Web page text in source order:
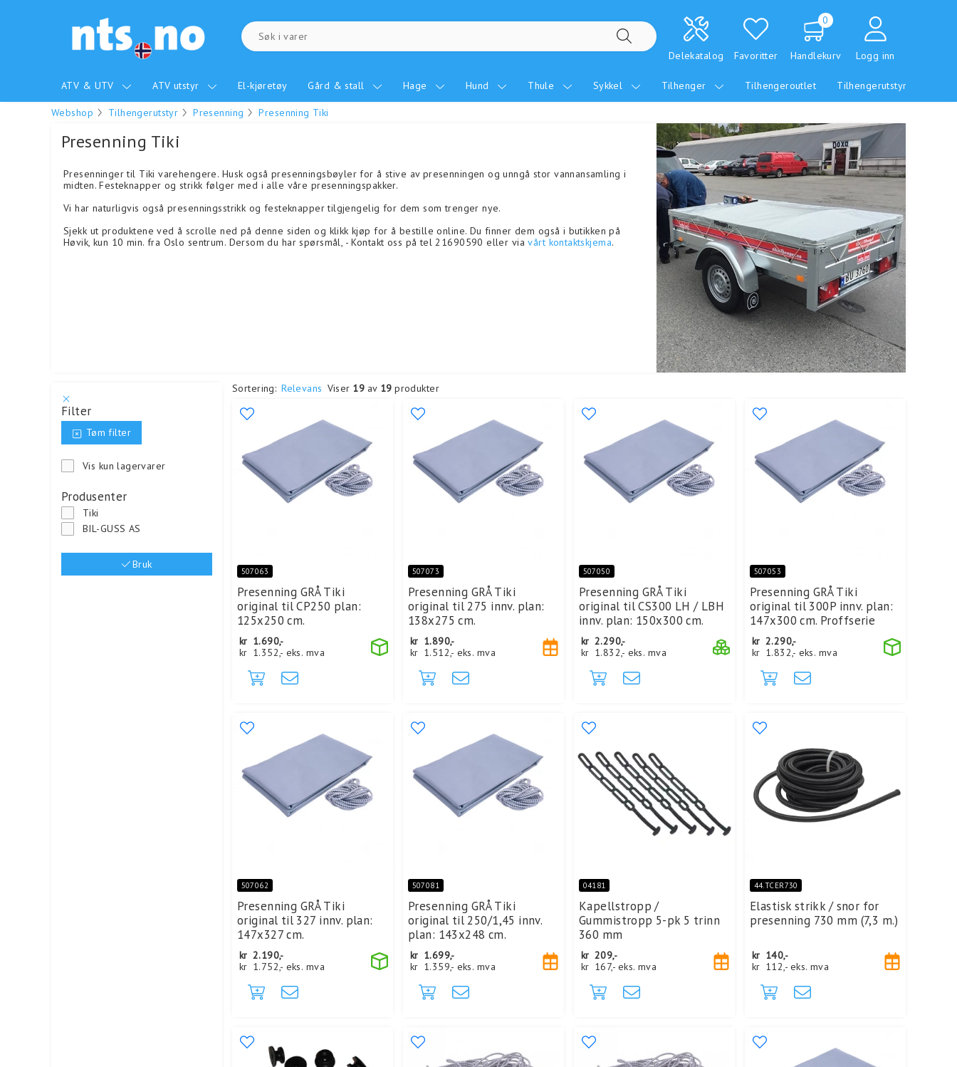
Delekatalog Favoritter
0
Handlekurv Logg inn
ATV & UTV ATV utstyr El-kjøretøy Gård & stall Hage Hund Thule Sykkel Tilhenger Tilhengeroutlet Tilhengerutstyr
Webshop Tilhengerutstyr Presenning Presenning Tiki
Presenning Tiki
Presenninger til Tiki varehengere. Husk også presenningsbøyler for å stive av presenningen og unngå stor vannansamling i
midten. Festeknapper og strikk følger med i alle våre presenningspakker.
Vi har naturligvis også presenningsstrikk og festeknapper tilgjengelig for dem som trenger nye.
Sjekk ut produktene ved å scrolle ned på denne siden og klikk kjøp for å bestille online. Du finner dem også i butikken på
Høvik, kun 10 min. fra Oslo sentrum. Dersom du har spørsmål, - Kontakt oss på tel 21690590 eller viavårt kontaktskjema.
Filter
Tøm filter
Vis kun lagervarer
Produsenter
Tiki
BIL-GUSS AS
Bruk
Sortering: Relevans Viser 19 av 19 produkter
507063
Presenning GRÅ Tiki
original til CP250 plan:
125x250 cm.
kr 1.690,-
kr 1.352,- eks. mva
507073
Presenning GRÅ Tiki
original til 275 innv. plan:
138x275 cm.
kr 1.890,-
kr 1.512,- eks. mva
507050
Presenning GRÅ Tiki
original til CS300 LH / LBH
innv. plan: 150x300 cm.
kr 2.290,-
kr 1.832,- eks. mva
507053
Presenning GRÅ Tiki
original til 300P innv. plan:
147x300 cm. Proffserie
kr 2.290,-
kr 1.832,- eks. mva
507062
Presenning GRÅ Tiki
original til 327 innv. plan:
147x327 cm.
kr 2.190,-
kr 1.752,- eks. mva
507081
Presenning GRÅ Tiki
original til 250/1,45 innv.
plan: 143x248 cm.
kr 1.699,-
kr 1.359,- eks. mva
04181
Kapellstropp /
Gummistropp 5-pk 5 trinn
360 mm
kr 209,-
kr 167,- eks. mva
44.TCER730
Elastisk strikk / snor for
presenning 730 mm (7,3 m.)
kr 140,-
kr 112,- eks. mva